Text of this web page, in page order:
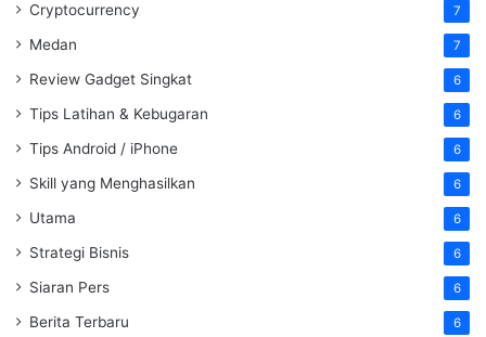
Cryptocurrency 7
Medan 7
Review Gadget Singkat 6
Tips Latihan & Kebugaran 6
Tips Android / iPhone 6
Skill yang Menghasilkan 6
Utama 6
Strategi Bisnis 6
Siaran Pers 6
Berita Terbaru 6